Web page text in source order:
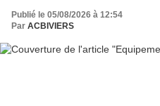
Publié le 05/08/2026 à 12:54
Par ACBIVIERS